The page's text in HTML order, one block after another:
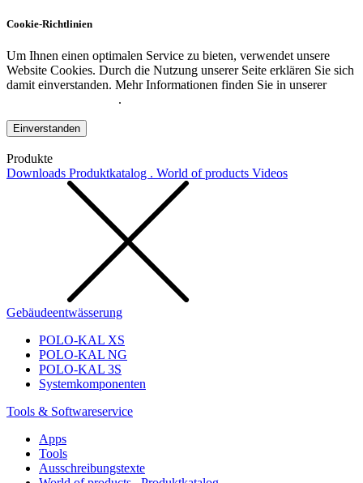
Cookie-Richtlinien
Um Ihnen einen optimalen Service zu bieten, verwendet unsere
Website Cookies. Durch die Nutzung unserer Seite erklären Sie sich
damit einverstanden. Mehr Informationen finden Sie in unserer
.
Einverstanden
Produkte
Downloads Produktkatalog . World of products Videos
Gebäudeentwässerung
POLO-KAL XS
POLO-KAL NG
POLO-KAL 3S
Systemkomponenten
Tools & Softwareservice
Apps
Tools
Ausschreibungstexte